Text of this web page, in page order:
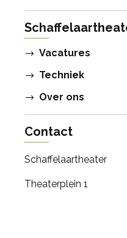
Vacatures
Techniek
Over ons
Contact
Schaffelaartheater
Theaterplein 1